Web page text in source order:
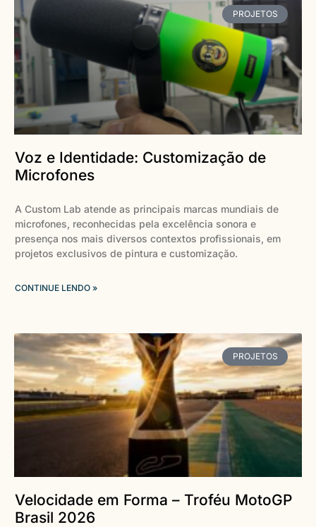
PROJETOS
Voz e Identidade: Customização de
Microfones
A Custom Lab atende as principais marcas mundiais de
microfones, reconhecidas pela excelência sonora e
presença nos mais diversos contextos profissionais, em
projetos exclusivos de pintura e customização.
CONTINUE LENDO »
PROJETOS
Velocidade em Forma – Troféu MotoGP
Brasil 2026